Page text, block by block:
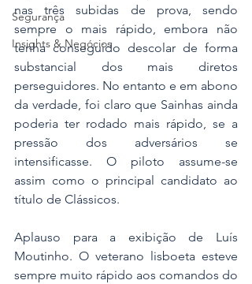
Segurança
Insights & Negócios
nas três subidas de prova, sendo
sempre o mais rápido, embora não
tenha conseguido descolar de forma
substancial dos mais diretos
perseguidores. No entanto e em abono
da verdade, foi claro que Sainhas ainda
poderia ter rodado mais rápido, se a
pressão dos adversários se
intensificasse. O piloto assume-se
assim como o principal candidato ao
título de Clássicos.
Aplauso para a exibição de Luís
Moutinho. O veterano lisboeta esteve
sempre muito rápido aos comandos do